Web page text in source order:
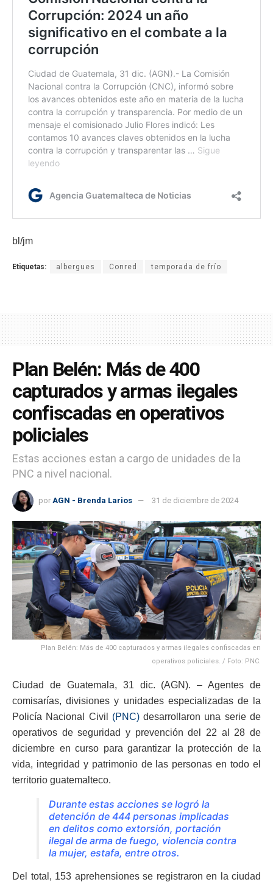
bl/jm
Etiquetas: albergues Conred temporada de frío
Plan Belén: Más de 400
capturados y armas ilegales
confiscadas en operativos
policiales
Estas acciones estan a cargo de unidades de la
PNC a nivel nacional.
por AGN - Brenda Larios 31 de diciembre de 2024
Plan Belén: Más de 400 capturados y armas ilegales confiscadas en
operativos policiales. / Foto: PNC.
Ciudad de Guatemala, 31 dic. (AGN). – Agentes de
comisarías, divisiones y unidades especializadas de la
Policía Nacional Civil (PNC)desarrollaron una serie de
operativos de seguridad y prevención del 22 al 28 de
diciembre en curso para garantizar la protección de la
vida, integridad y patrimonio de las personas en todo el
territorio guatemalteco.
Durante estas acciones se logró la
detención de 444 personas implicadas
en delitos como extorsión, portación
ilegal de arma de fuego, violencia contra
la mujer, estafa, entre otros.
Del total, 153 aprehensiones se registraron en la ciudad